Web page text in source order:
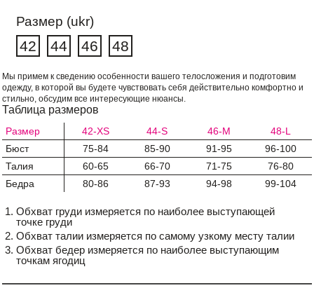
Размер (ukr)
42 44 46 48
Мы примем к сведению особенности вашего телосложения и подготовим
одежду, в которой вы будете чувствовать себя действительно комфортно и
стильно, обсудим все интересующие нюансы.
Таблица размеров
Размер 42-XS 44-S 46-M
48-L
Бюст
75-84 85-90 91-95
96-100
Талия
60-65 66-70 71-75
76-80
Бедра
80-86 87-93 94-98 99-104
Обхват груди измеряется по наиболее выступающей
точке груди
Обхват талии измеряется по самому узкому месту талии
Обхват бедер измеряется по наиболее выступающим
точкам ягодиц